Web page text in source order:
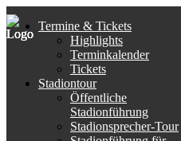
Termine & Tickets
Highlights
Terminkalender
Tickets
Stadiontour
Öffentliche
Stadionführung
Stadionsprecher-Tour